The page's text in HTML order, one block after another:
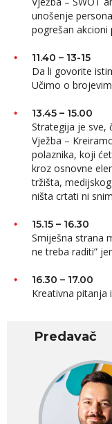
unošenje
pogrešan akcioni
11.40 – 13-15
Da li govorite
Učimo o
13.45 – 15.00
Strategija je sve,
Vježba –
polaznika, koji
kroz osnovne
tržišta,
ništa crtati ni
15.15 – 16.30
Smiješna strana
ne treba raditi”
16.30 – 17.00
Kreativna pitanja
Predavač